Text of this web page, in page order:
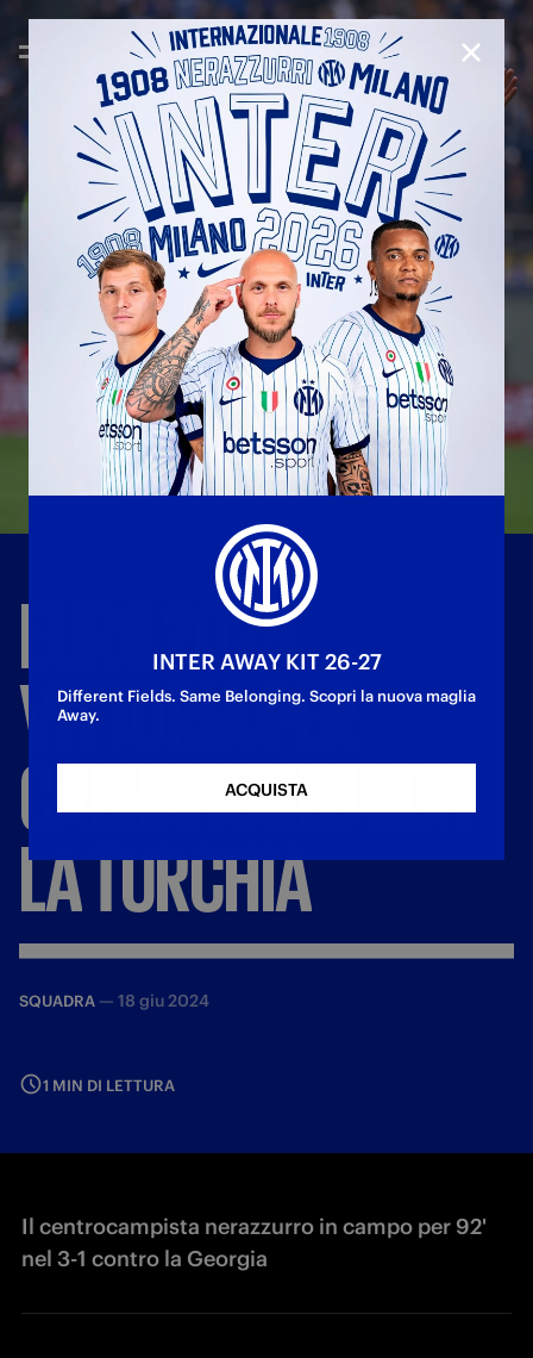
EURO2024,
VITTORIAPER
CALHANOGLUCON
LATURCHIA
SQUADRA — 18 giu 2024
1 MIN DI LETTURA
Il centrocampista nerazzurro in campo per 92'
nel 3-1 contro la Georgia
INTER AWAY KIT 26-27
Different Fields. Same Belonging. Scopri la nuova maglia
Away.
ACQUISTA